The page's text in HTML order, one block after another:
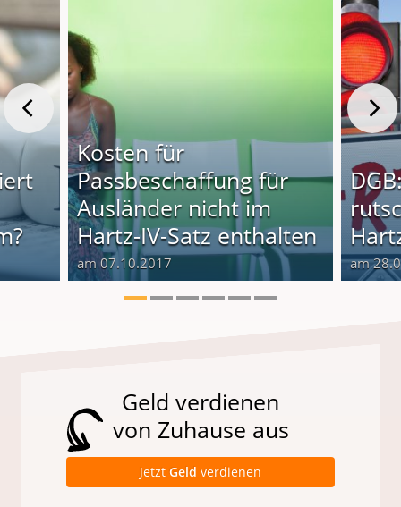
Kosten für
Passbeschaffung für
Ausländer nicht im
Hartz-IV-Satz enthalten
am 07.10.2017 am
Geld verdienen
von Zuhause aus
Jetzt Geld verdienen